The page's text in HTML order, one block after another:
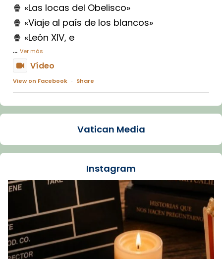
🍿 «Las locas del Obelisco»
🍿 «Viaje al país de los blancos»
🍿 «León XIV, e
... Ver más
Vídeo
View on Facebook · Share
Arquebisbat de Barcelona
La Carmina va patir depressió. Fa gairebé
dos mesos, a l'Estadi Lluís Companys, la
Recupera l'entrevista comp
Vatican
tican News 👇
www.vaticannews.va/es/iglesia/news/2026-
07/carmina-historia-depresion-papa-viaje-
espana-testimoni...
Vatican Media
Instagram